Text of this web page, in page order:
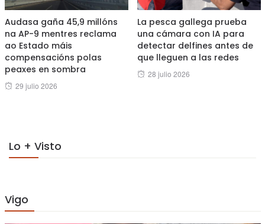
Audasa gaña 45,9 millóns
na AP-9 mentres reclama
ao Estado máis
compensacións polas
peaxes en sombra
Posted
29 julio 2026
La pesca gallega prueba
una cámara con IA para
detectar delfines antes de
que lleguen a las redes
Posted
28 julio 2026
Lo + Visto
Vigo